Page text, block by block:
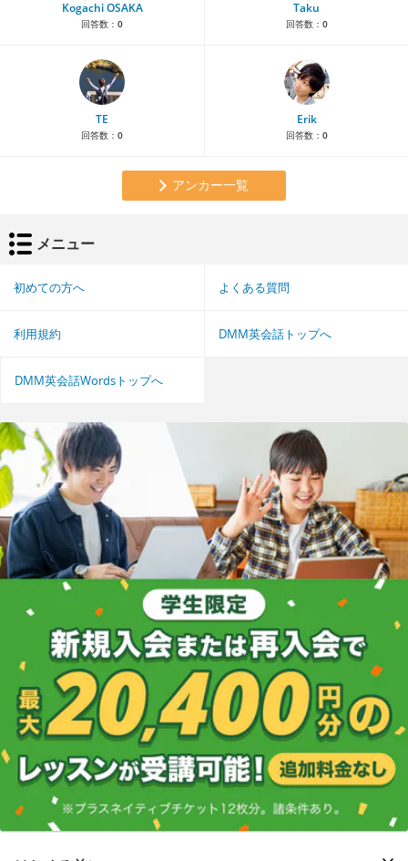
Kogachi OSAKA
回答数： 0
Taku
回答数： 0
TE
回答数： 0
Erik
回答数： 0
アンカー一覧
メニュー
初めての方へ よくある質問
利用規約 DMM英会話トップへ
DMM英会話Wordsトップへ